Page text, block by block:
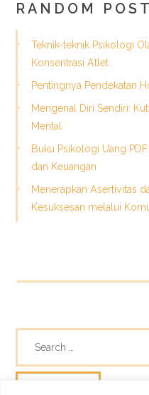
RANDOM
Teknik-teknik Psikologi
Konsentrasi Atlet
Pentingnya Pendekatan
Mengenal Diri Sendiri:
Mental
Buku Psikologi Uang
dan Keuangan
Menerapkan Asertivitas
Kesuksesan melalui